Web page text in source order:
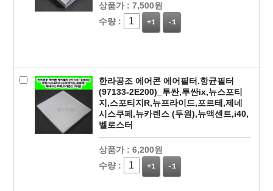
상품가 : 7,500원
수량 :
+1 -1
한라공조 에어콘 에어필터.항균필터
(97133-2E200)_투싼,투싼ix,뉴스포티
지,스포티지R,뉴프라이드,포르테,제네
시스쿠페,뉴카렌스 (두원),뉴액센트,i40,
벨로스터
상품가 : 6,200원
수량 :
+1 -1